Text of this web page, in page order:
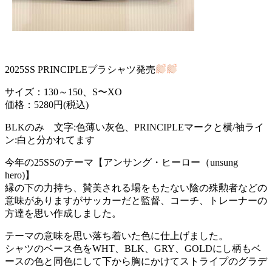
2025SS PRINCIPLEプラシャツ発売
サイズ：130～150、S〜XO
価格：5280円(税込)
BLKのみ 文字:色薄い灰色、PRINCIPLEマークと横/袖ライ
ン:白と分かれてます
今年の25SSのテーマ【アンサング・ヒーロー（unsung
hero)】
縁の下の力持ち、賛美される場をもたない陰の殊勲者などの
意味がありますがサッカーだと監督、コーチ、トレーナーの
方達を思い作成しました。
テーマの意味を思い落ち着いた色に仕上げました。
シャツのベース色をWHT、BLK、GRY、GOLDにし柄もベ
ースの色と同色にして下から胸にかけてストライプのグラデ